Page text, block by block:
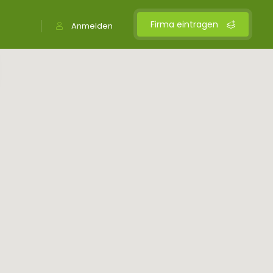
Firma eintragen
Anmelden